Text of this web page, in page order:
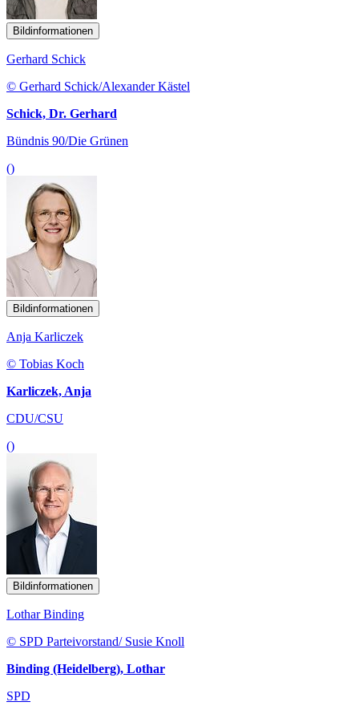
Bildinformationen
Gerhard Schick
© Gerhard Schick/Alexander Kästel
Schick, Dr. Gerhard
Bündnis 90/Die Grünen
()
Bildinformationen
Anja Karliczek
© Tobias Koch
Karliczek, Anja
CDU/CSU
()
Bildinformationen
Lothar Binding
© SPD Parteivorstand/ Susie Knoll
Binding (Heidelberg), Lothar
SPD